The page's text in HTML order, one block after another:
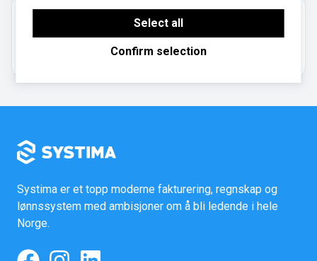
Om regnskapsbyrået
Enkeltpersonforetak
Third-party cookies are cookies set by third-party
software to enable features such as Google
Maps.
Select all
Confirm selection
Systima er et topp moderne fakturering, regnskap og
lønnssystem med ambisjoner om å bli ledende i hele
Norge.